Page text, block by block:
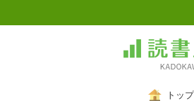
トップ